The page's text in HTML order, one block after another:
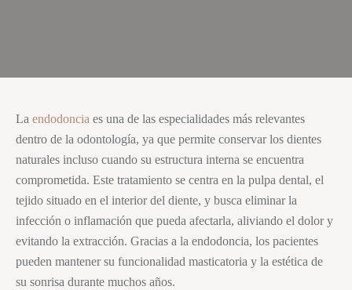
La endodoncia es una de las especialidades más relevantes
dentro de la odontología, ya que permite conservar los dientes
naturales incluso cuando su estructura interna se encuentra
comprometida. Este tratamiento se centra en la pulpa dental, el
tejido situado en el interior del diente, y busca eliminar la
infección o inflamación que pueda afectarla, aliviando el dolor y
evitando la extracción. Gracias a la endodoncia, los pacientes
pueden mantener su funcionalidad masticatoria y la estética de
su sonrisa durante muchos años.